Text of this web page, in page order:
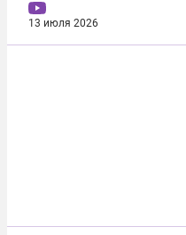
ж/д станции города.
размахивали желто-
с флагами УПА*
13 июля 2026